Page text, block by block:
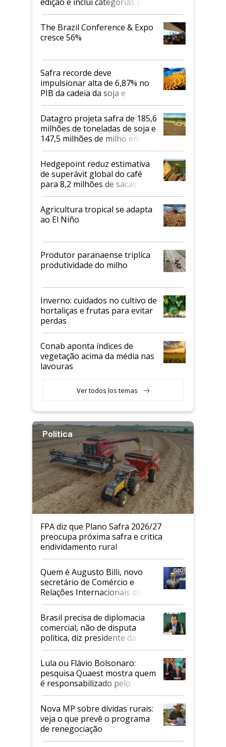
cafés Canephora
The Brazil Conference & Expo
cresce 56%
Safra recorde deve
impulsionar alta de 6,87% no
PIB da cadeia da soja e
biodiesel em 2026
Datagro projeta safra de 185,6
milhões de toneladas de soja e
147,5 milhões de milho em
2026/27
Hedgepoint reduz estimativa
de superávit global do café
para 8,2 milhões de sacas
Agricultura tropical se adapta
ao El Niño
Produtor paranaense triplica
produtividade do milho
Inverno: cuidados no cultivo de
hortaliças e frutas para evitar
perdas
Conab aponta índices de
vegetação acima da média nas
lavouras
Ver todos los temas
Política
FPA diz que Plano Safra 2026/27
preocupa próxima safra e critica
endividamento rural
Quem é Augusto Billi, novo
secretário de Comércio e
Relações Internacionais do
Mapa
Brasil precisa de diplomacia
comercial, não de disputa
política, diz presidente da
Faesp
Lula ou Flávio Bolsonaro:
pesquisa Quaest mostra quem
é responsabilizado pelo
tarifaço dos EUA
Nova MP sobre dívidas rurais:
veja o que prevê o programa
de renegociação